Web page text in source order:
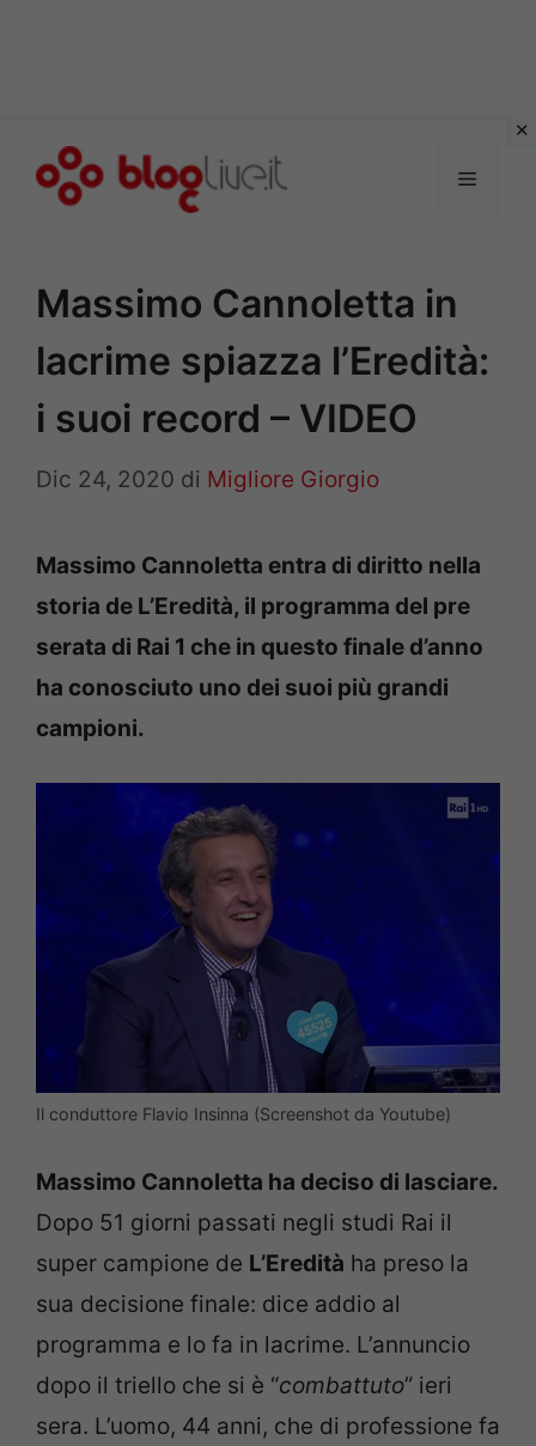
Menu
Massimo Cannoletta in
lacrime spiazza l’Eredità:
i suoi record – VIDEO
Dic 24, 2020 di Migliore Giorgio
Massimo Cannoletta entra di diritto nella
storia de L’Eredità, il programma del pre
serata di Rai 1 che in questo finale d’anno
ha conosciuto uno dei suoi più grandi
campioni.
Il conduttore Flavio Insinna (Screenshot da Youtube)
Massimo Cannoletta ha deciso di lasciare.
Dopo 51 giorni passati negli studi Rai il
super campione de L’Eredità ha preso la
sua decisione finale: dice addio al
programma e lo fa in lacrime. L’annuncio
dopo il triello che si è “combattuto” ieri
sera. L’uomo, 44 anni, che di professione fa